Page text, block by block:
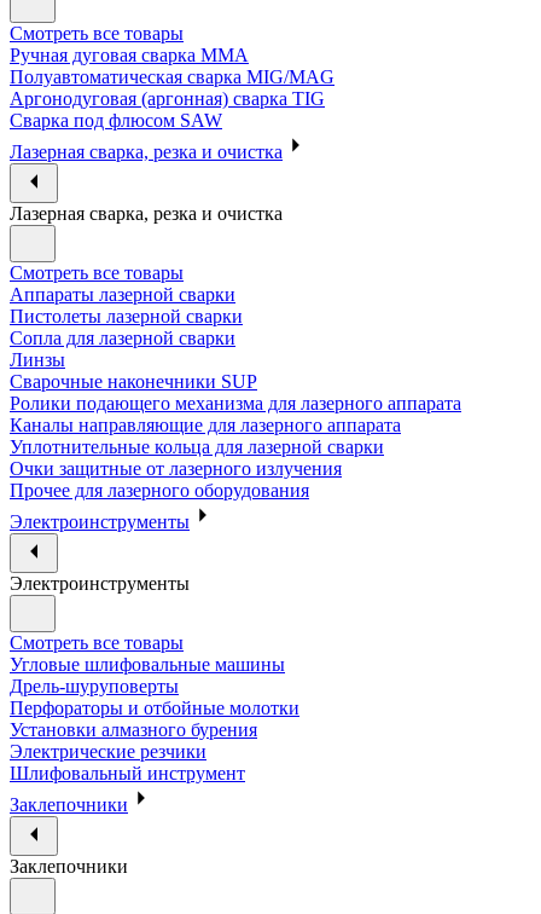
Смотреть все товары
Ручная дуговая сварка MMA
Полуавтоматическая сварка MIG/MAG
Аргонодуговая (аргонная) сварка TIG
Сварка под флюсом SAW
Лазерная сварка, резка и очистка
Лазерная сварка, резка и очистка
Смотреть все товары
Аппараты лазерной сварки
Пистолеты лазерной сварки
Сопла для лазерной сварки
Линзы
Сварочные наконечники SUP
Ролики подающего механизма для лазерного аппарата
Каналы направляющие для лазерного аппарата
Уплотнительные кольца для лазерной сварки
Очки защитные от лазерного излучения
Прочее для лазерного оборудования
Электроинструменты
Электроинструменты
Смотреть все товары
Угловые шлифовальные машины
Дрель-шуруповерты
Перфораторы и отбойные молотки
Установки алмазного бурения
Электрические резчики
Шлифовальный инструмент
Заклепочники
Заклепочники